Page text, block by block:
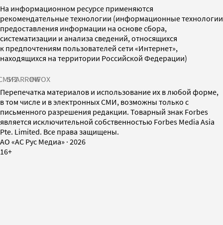
На информационном ресурсе применяются
рекомендательные технологии (информационные технологии
предоставления информации на основе сбора,
систематизации и анализа сведений, относящихся
к предпочтениям пользователей сети «Интернет»,
находящихся на территории Российской Федерации)
SPARROWINFOX
Перепечатка материалов и использование их в любой форме,
в том числе и в электронных СМИ, возможны только с
письменного разрешения редакции. Товарный знак Forbes
является исключительной собственностью Forbes Media Asia
Pte. Limited. Все права защищены.
AO «АС Рус Медиа» · 2026
16+